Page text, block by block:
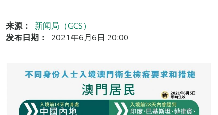
来源：
新闻局（GCS）
发布日期：
2021年6月6日 20:00